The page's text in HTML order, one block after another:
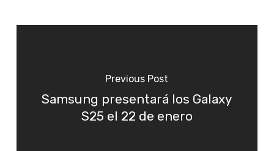
Previous Post
Samsung presentará los Galaxy
S25 el 22 de enero